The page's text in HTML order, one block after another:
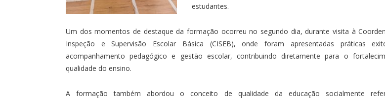
estudantes.
Um dos momentos de destaque da formação ocorreu no segundo dia, durante visita à
Inspeção e Supervisão Escolar Básica (CISEB), onde foram apresentadas práticas
acompanhamento pedagógico e gestão escolar, contribuindo diretamente para o
qualidade do ensino.
A formação também abordou o conceito de qualidade da educação socialmente